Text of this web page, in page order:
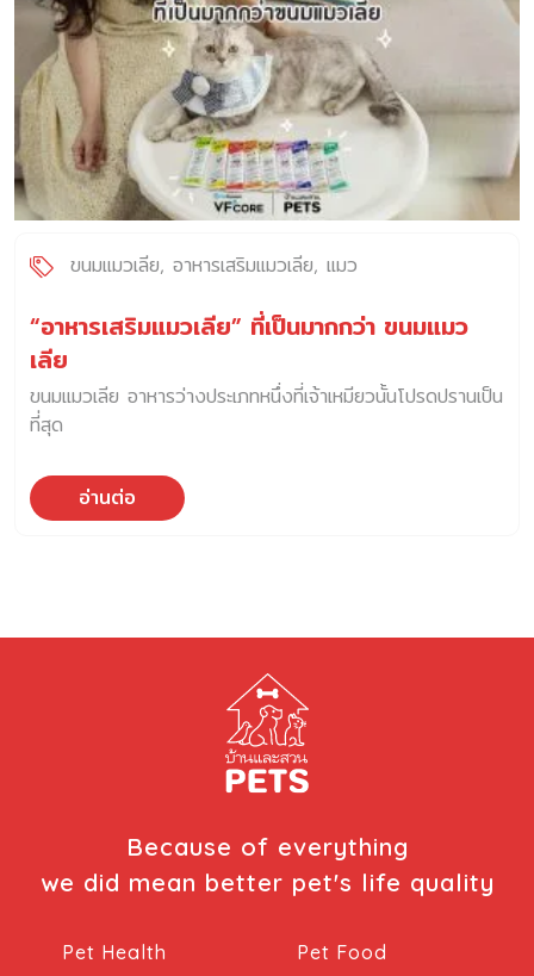
ขนมแมวเลีย อาหารเสริมแมวเลีย แมว
“อาหารเสริมแมวเลีย” ที่เป็นมากกว่า ขนมแมว
เลีย
ขนมแมวเลีย อาหารว่างประเภทหนึ่งที่เจ้าเหมียวนั้นโปรดปรานเป็น
ที่สุด
อ่านต่อ
Because of everything
we did mean better pet's life quality
Pet Health Pet Food